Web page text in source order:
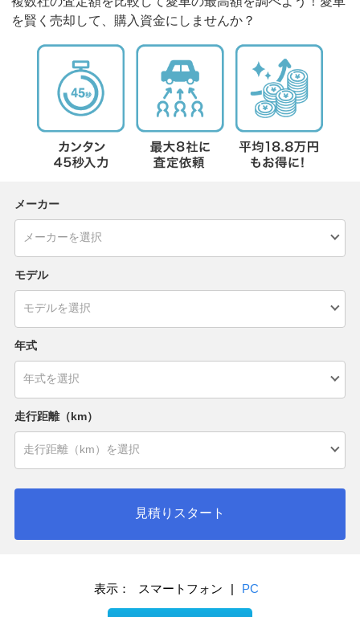
を賢く売却して、購入資金にしませんか？
メーカー
モデル
年式
走行距離（km）
見積りスタート
表示： スマートフォン | PC